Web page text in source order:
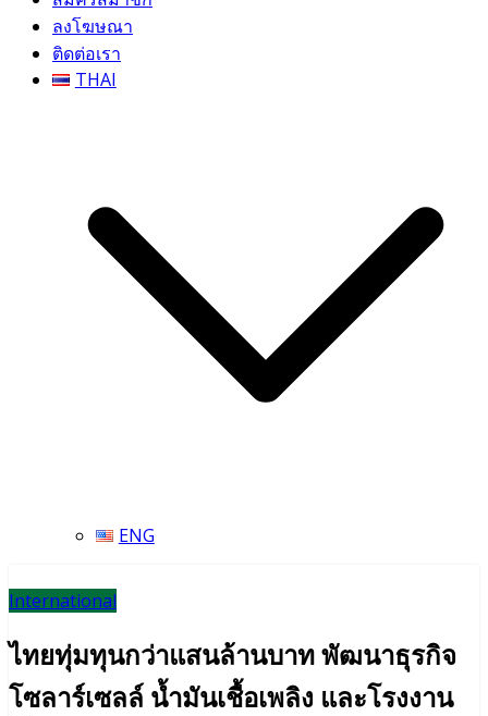
ลงโฆษณา
ติดต่อเรา
THAI
ENG
International
ไทยทุ่มทุนกว่าแสนล้านบาท พัฒนาธุรกิจ
โซลาร์เซลล์ น้ำมันเชื้อเพลิง และโรงงาน